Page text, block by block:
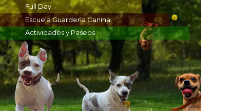
Actividades y Paseos
Escuela Guardería Canina
Full Day